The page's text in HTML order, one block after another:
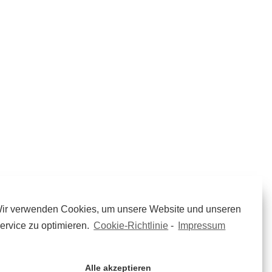
verwenden Cookies, um unsere Website und unseren
zu optimieren. Cookie-Richtlinie - Impressum
Alle akzeptieren